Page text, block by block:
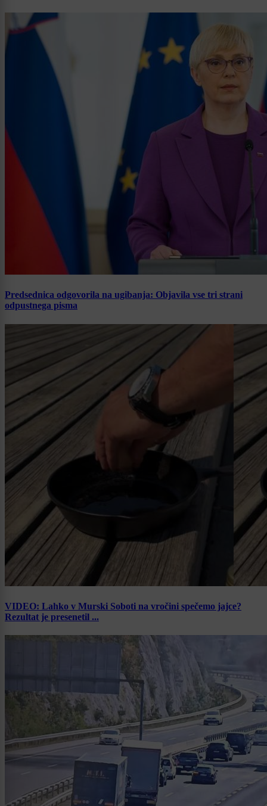
Predsednica odgovorila na ugibanja: Objavila vse tri strani
odpustnega pisma
VIDEO: Lahko v Murski Soboti na vročini spečemo jajce?
Rezultat je presenetil ...